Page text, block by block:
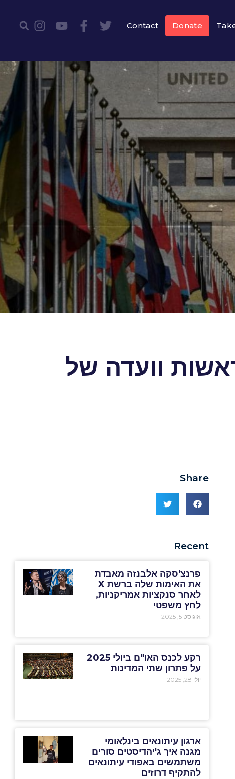
Donate
Contact
וועדה של
Share
Recent
פרנצ'סקה אלבנזה מאבדת
את האימות שלה ברשת X
לאחר סנקציות אמריקניות,
לחץ משפטי
אוגוסט 5, 2025
רקע לכנס האו"ם ביולי 2025
על פתרון שתי המדינות
יולי 28, 2025
ארגון עיתונאים בינלאומי
מגנה איך ג'יהדיסטים סורים
משתמשים באפודי עיתונאים
להתקיף דרוזים